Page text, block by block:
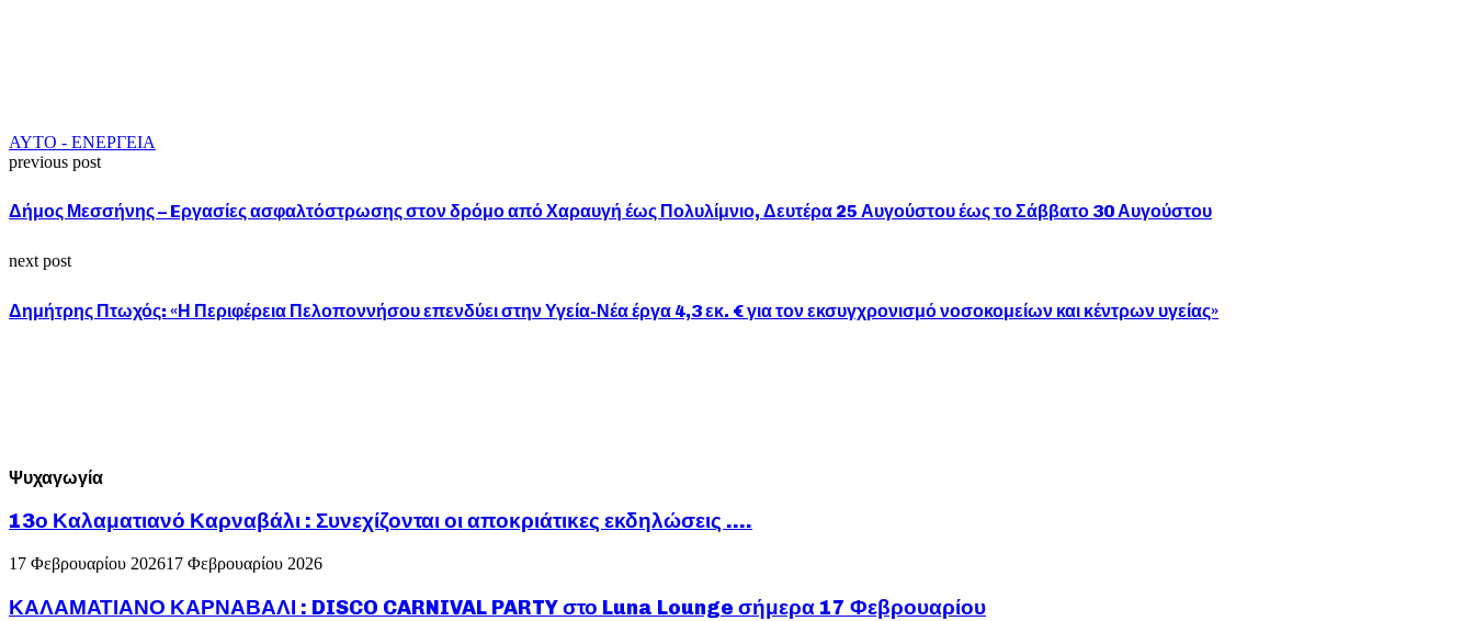
ΑΥΤΟ - ΕΝΕΡΓΕΙΑ
previous post
Δήμος Μεσσήνης – Eργασίες ασφαλτόστρωσης στον δρόμο από Χαραυγή έως Πολυλίμνιο, Δευτέρα 25 Αυγούστου έως το Σάββατο 30 Αυγούστου
next post
Δημήτρης Πτωχός: «Η Περιφέρεια Πελοποννήσου επενδύει στην Υγεία-Νέα έργα 4,3 εκ. € για τον εκσυγχρονισμό νοσοκομείων και κέντρων υγείας»
Ψυχαγωγία
13ο Καλαματιανό Καρναβάλι : Συνεχίζονται οι αποκριάτικες εκδηλώσεις ….
17 Φεβρουαρίου 202617 Φεβρουαρίου 2026
ΚΑΛΑΜΑΤΙΑΝΟ ΚΑΡΝΑΒΑΛΙ : DISCO CARNIVAL PARTY στο Luna Lounge σήμερα 17 Φεβρουαρίου